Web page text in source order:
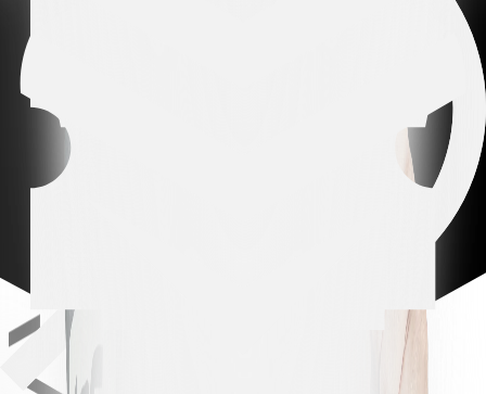
Brack Super League Runner-up